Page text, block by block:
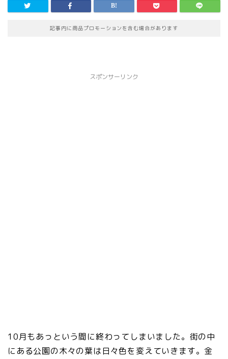
記事内に商品プロモーションを含む場合があります
スポンサーリンク
10月もあっという間に終わってしまいました。街の中
にある公園の木々の葉は日々色を変えていきます。金